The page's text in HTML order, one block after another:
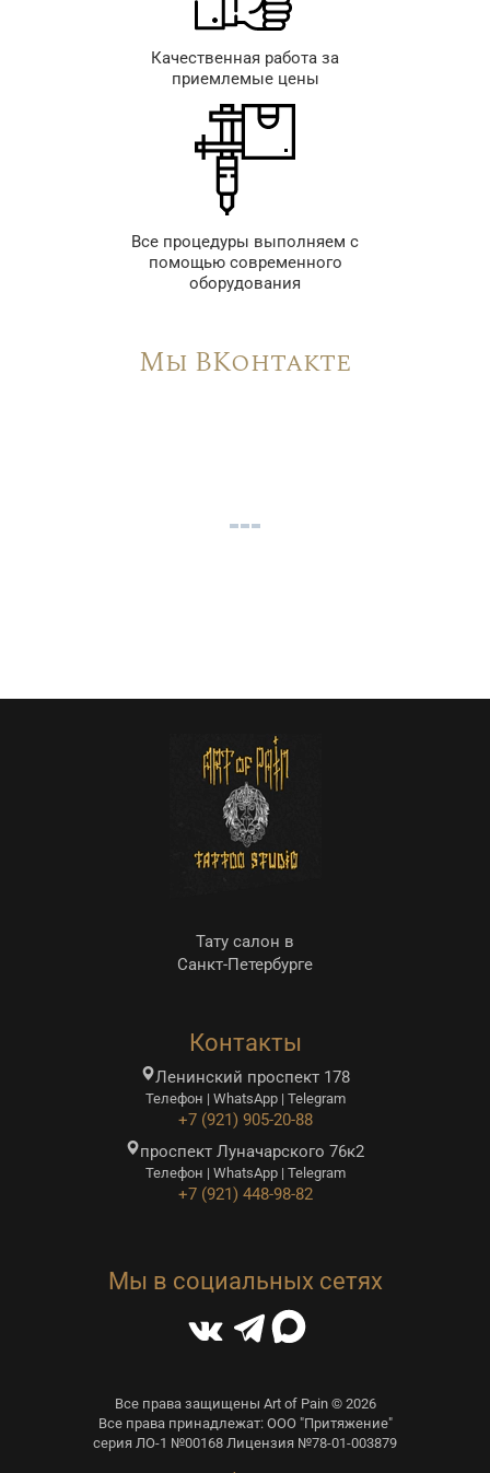
Качественная работа за
приемлемые цены
Все процедуры выполняем с
помощью современного
оборудования
Мы ВКонтакте
Тату салон в
Санкт-Петербурге
Контакты
Ленинский проспект 178
Телефон | WhatsApp | Telegram
+7 (921) 905-20-88
проспект Луначарского 76к2
Телефон | WhatsApp | Telegram
+7 (921) 448-98-82
Мы в социальных сетях
Все права защищены Art of Pain © 2026
Все права принадлежат: ООО "Притяжение"
серия ЛО-1 №00168 Лицензия №78-01-003879